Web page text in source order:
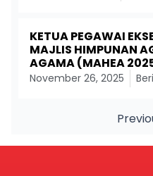
KETUA PEGAWAI
MAJLIS HIMPUNAN
AGAMA (MAHEA
November 26, 2025